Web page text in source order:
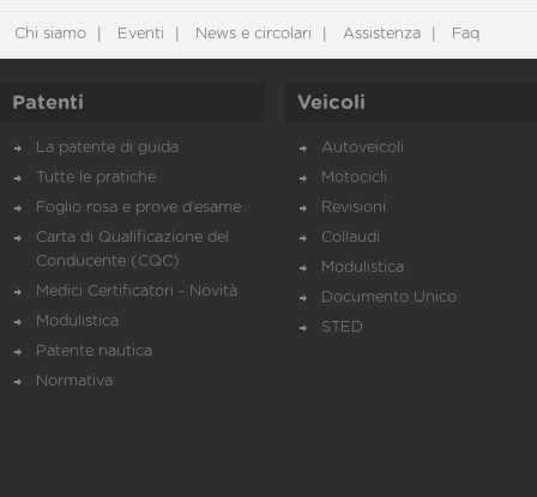
Chi siamo Eventi News e circolari Assistenza Faq
Patenti
La patente di guida
Tutte le pratiche
Foglio rosa e prove d’esame
Carta di Qualificazione del
Conducente (CQC)
Medici Certificatori - Novità
Modulistica
Patente nautica
Normativa
Veicoli
Autoveicoli
Motocicli
Revisioni
Collaudi
Modulistica
Documento Unico
STED